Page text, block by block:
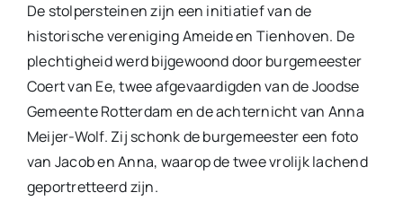
De stolpersteinen zijn een initiatief van de
historische vereniging Ameide en Tienhoven. De
plechtigheid werd bijgewoond door burgemeester
Coert van Ee, twee afgevaardigden van de Joodse
Gemeente Rotterdam en de achternicht van Anna
Meijer-Wolf. Zij schonk de burgemeester een foto
van Jacob en Anna, waarop de twee vrolijk lachend
geportretteerd zijn.